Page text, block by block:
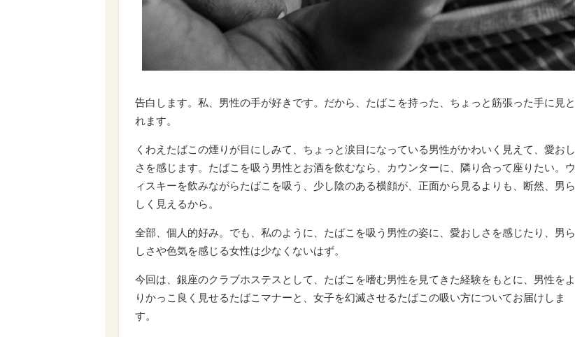
告白します。私、男性の手が好きです。だから、たばこを持った、ちょっと筋張った手に見と
れます。
くわえたばこの煙りが目にしみて、ちょっと涙目になっている男性がかわいく見えて、愛おし
さを感じます。たばこを吸う男性とお酒を飲むなら、カウンターに、隣り合って座りたい。ウ
ィスキーを飲みながらたばこを吸う、少し陰のある横顔が、正面から見るよりも、断然、男ら
しく見えるから。
全部、個人的好み。でも、私のように、たばこを吸う男性の姿に、愛おしさを感じたり、男ら
しさや色気を感じる女性は少なくないはず。
今回は、銀座のクラブホステスとして、たばこを嗜む男性を見てきた経験をもとに、男性をよ
りかっこ良く見せるたばこマナーと、女子を幻滅させるたばこの吸い方についてお届けしま
す。